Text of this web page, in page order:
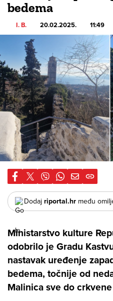
bedema
I. B. 20.02.2025. 11:49
Dodaj riportal.hr među
Ministarstvo kulture
odobrilo je Gradu
nastavak uređenje
bedema, točnije od
Malinica sve do